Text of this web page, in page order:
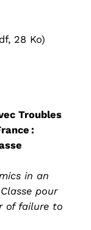
28 Ko)
Troubles
:
in an
pour
of failure to